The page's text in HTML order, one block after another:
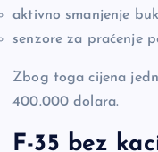
aktivno smanjenje
senzore za praćenje
Zbog toga cijena
400.000 dolara.
F-35 bez